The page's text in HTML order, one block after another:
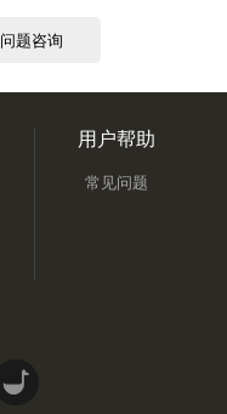
问题咨询
用户帮助
常见问题